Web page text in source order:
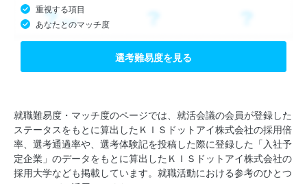
重視する項目
あなたとのマッチ度
選考難易度を見る
就職難易度・マッチ度のページでは、就活会議の会員が登録した
ステータスをもとに算出したＫＩＳドットアイ株式会社の採用倍
率、選考通過率や、選考体験記を投稿した際に登録した「入社予
定企業」のデータをもとに算出したＫＩＳドットアイ株式会社の
採用大学なども掲載しています。就職活動における参考のひとつ